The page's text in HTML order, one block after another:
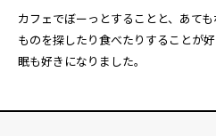
カフェでぼーっとすることと、あて
ものを探したり食べたりすることが
眠も好きになりました。